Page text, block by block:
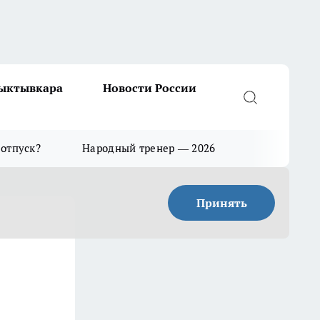
Новости России
Народный тренер — 2026
Принять